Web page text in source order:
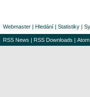
Webmaster | Hledání | Statistiky |
RSS News | RSS Downloads |